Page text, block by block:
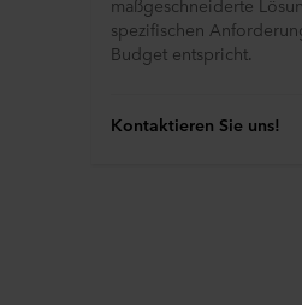
maßgeschneiderte
spezifischen
Budget entspricht.
Kontaktieren Sie uns!